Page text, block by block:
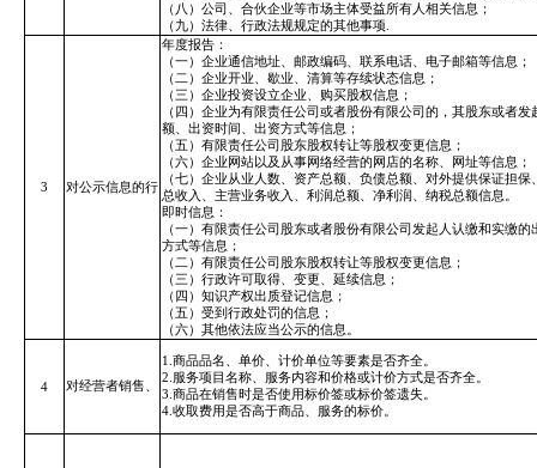
（八）公司、合伙企业等市场主体受益所有人相关信息；
（九）法律、行政法规规定的其他事项.
3 对公示信息的行
年度报告：
（一）企业通信地址、邮政编码、联系电话、电子邮箱等信息；
（二）企业开业、歇业、清算等存续状态信息；
（三）企业投资设立企业、购买股权信息；
（四）企业为有限责任公司或者股份有限公司的，其股东或者
额、出资时间、出资方式等信息；
（五）有限责任公司股东股权转让等股权变更信息；
（六）企业网站以及从事网络经营的网店的名称、网址等信息；
（七）企业从业人数、资产总额、负债总额、对外提供保证担
总收入、主营业务收入、利润总额、净利润、纳税总额信息。
即时信息：
（一）有限责任公司股东或者股份有限公司发起人认缴和实缴
方式等信息；
（二）有限责任公司股东股权转让等股权变更信息；
（三）行政许可取得、变更、延续信息；
（四）知识产权出质登记信息；
（五）受到行政处罚的信息；
（六）其他依法应当公示的信息。
4 对经营者销售、
1.商品品名、单价、计价单位等要素是否齐全。
2.服务项目名称、服务内容和价格或计价方式是否齐全。
3.商品在销售时是否使用标价签或标价签遗失。
4.收取费用是否高于商品、服务的标价。